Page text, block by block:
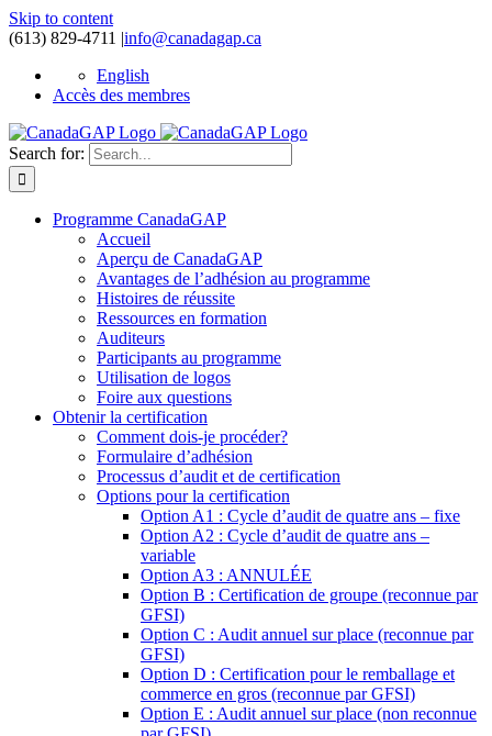
Skip to content
(613) 829-4711 |info@canadagap.ca
English
Accès des membres
Search for:
Programme CanadaGAP
Accueil
Aperçu de CanadaGAP
Avantages de l’adhésion au programme
Histoires de réussite
Ressources en formation
Auditeurs
Participants au programme
Utilisation de logos
Foire aux questions
Obtenir la certification
Comment dois-je procéder?
Formulaire d’adhésion
Processus d’audit et de certification
Options pour la certification
Option A1 : Cycle d’audit de quatre ans – fixe
Option A2 : Cycle d’audit de quatre ans –
variable
Option A3 : ANNULÉE
Option B : Certification de groupe (reconnue par
GFSI)
Option C : Audit annuel sur place (reconnue par
GFSI)
Option D : Certification pour le remballage et
commerce en gros (reconnue par GFSI)
Option E : Audit annuel sur place (non reconnue